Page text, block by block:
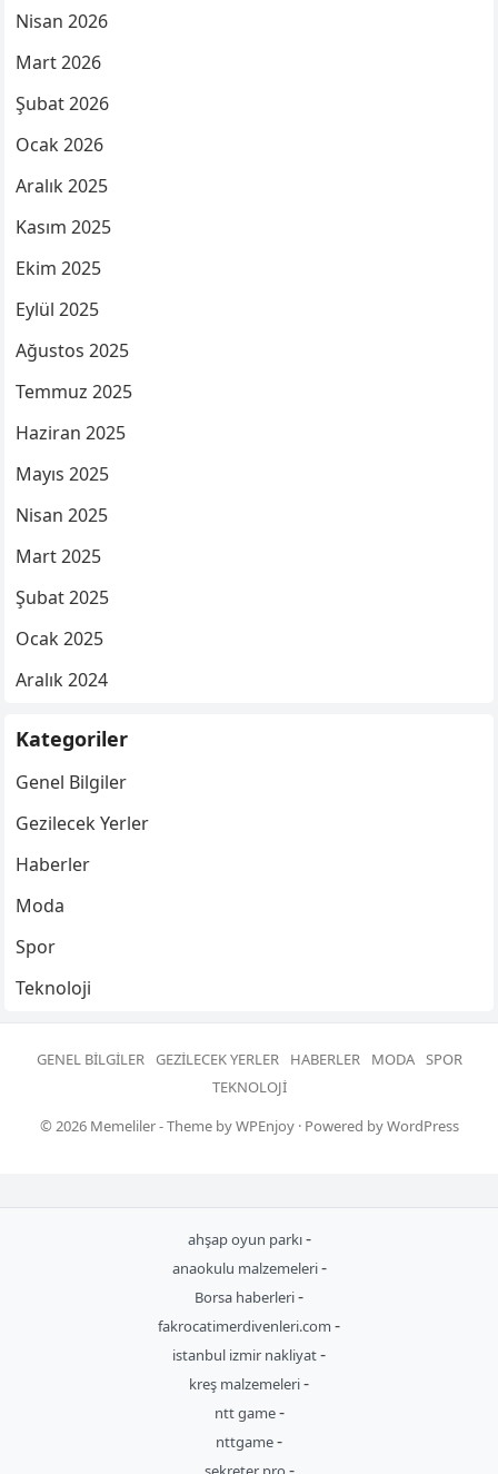
Nisan 2026
Mart 2026
Şubat 2026
Ocak 2026
Aralık 2025
Kasım 2025
Ekim 2025
Eylül 2025
Ağustos 2025
Temmuz 2025
Haziran 2025
Mayıs 2025
Nisan 2025
Mart 2025
Şubat 2025
Ocak 2025
Aralık 2024
Kategoriler
Genel Bilgiler
Gezilecek Yerler
Haberler
Moda
Spor
Teknoloji
GENEL BILGILER GEZILECEK YERLER HABERLER MODA SPOR
TEKNOLOJI
© 2026 Memeliler- Theme byWPEnjoy· Powered byWordPress
ahşap oyun parkı-
anaokulu malzemeleri-
Borsa haberleri-
fakrocatimerdivenleri.com -
istanbul izmir nakliyat-
kreş malzemeleri-
ntt game-
nttgame-